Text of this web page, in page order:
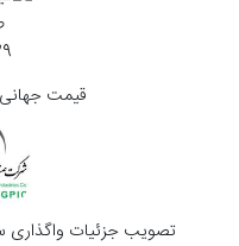
قیمت جهانی طلا
تصویب جزئیات واگذاری